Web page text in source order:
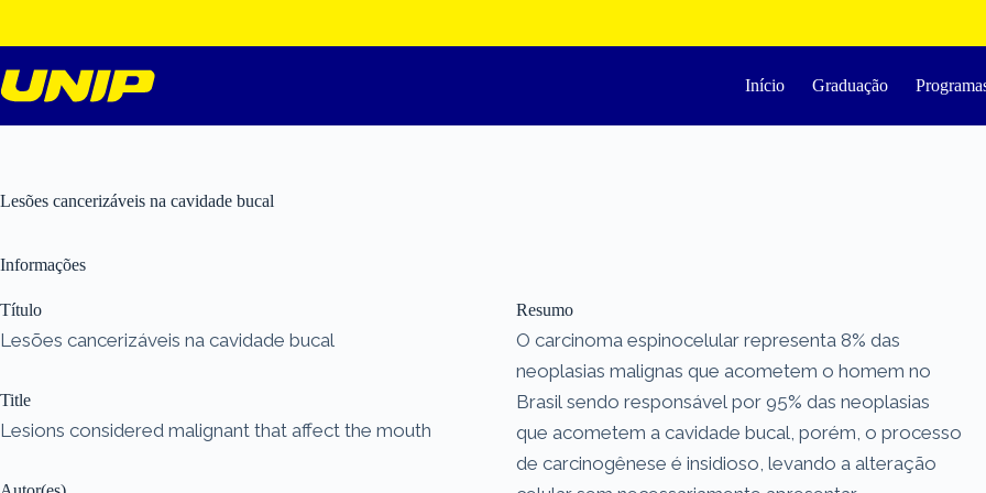
o
conteúdo
Início
Graduação
Lesões cancerizáveis na cavidade bucal
Informações
Título
Lesões cancerizáveis na cavidade bucal
Title
Lesions considered malignant that affect the mouth
Resumo
O carcinoma espinocelular representa 8% das
neoplasias malignas que acometem o homem no
Brasil sendo responsável por 95% das neoplasias
que acometem a cavidade bucal, porém, o processo
de carcinogênese é insidioso, levando a alteração